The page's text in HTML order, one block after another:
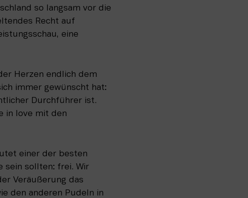
so langsam vor die
Recht auf
eine
Herzen endlich dem
immer gewünscht hat:
Durchführer ist.
in love mit den
einer der besten
sein sollten: frei. Wir
Veräußerung das
den anderen Pudeln in